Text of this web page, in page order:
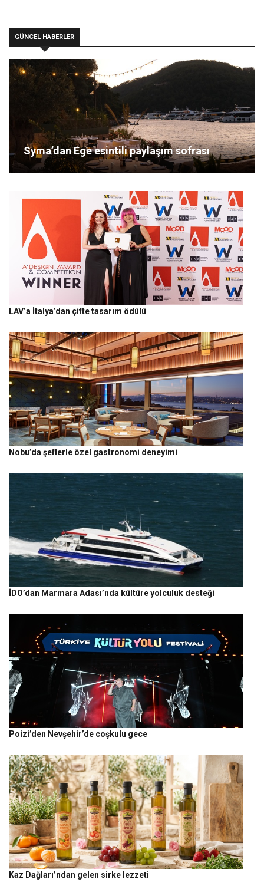
GÜNCEL HABERLER
Syma’dan Ege esintili paylaşım sofrası
LAV’a İtalya’dan çifte tasarım ödülü
Nobu’da şeflerle özel gastronomi deneyimi
İDO’dan Marmara Adası’nda kültüre yolculuk desteği
Poizi’den Nevşehir’de coşkulu gece
Kaz Dağları’ndan gelen sirke lezzeti